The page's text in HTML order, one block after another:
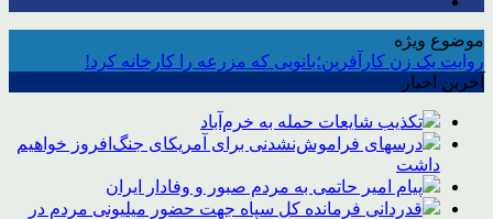
موضوع ویژه
روایت یک زن کارآفرین؛بانویی که مزرعه را کارخانه کرد!
آخرین اخبار
تکذیب شایعات حمله به خرم‌آباد
درسهای فراموش‌نشدنی برای آمریکای جنگ‌افروز خواهیم
داشت
پیام امیر حاتمی به مردم صبور و وفادار ایران
قدردانی فرمانده کل سپاه جهت حضور میلیونی مردم در